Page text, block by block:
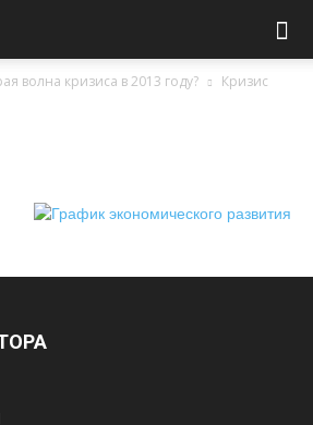
волна кризиса в 2013 году?
Кризис